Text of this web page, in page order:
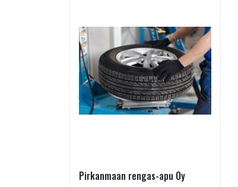
Pirkanmaan rengas-apu Oy